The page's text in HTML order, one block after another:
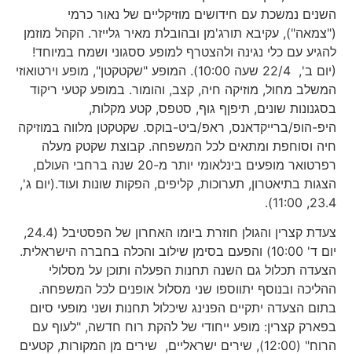
השנים נמשכת עם חידושים מוזיקליים של נאור כרמי
("צמאה"), עקיבא תורג'מן ובהובלת מאיר גלייזר. הקהל מוזמן
להגיע עם כלי נגינה ולהצטרף למופע ססגוני ושמח במיוחד!
(יום ב', 22/4 שעה 10:00). המופע "שקטקטן", מופע וירטואוזי
המשלב מחול, מוזיקה חיה, קצב, והומור. במופע קטעי ריקוד
בסגנונות שונים, תיפןף גוף, סטפס, קטע מקלות,
היפ-הופ/ברייקדאנס, ראפ/ביט-בוקס. שקטקטן מלווה במוזיקה
חיה וסוחפת ומתאים לכל המשפחה. קבוצת שקטק מעלה
רפרטואר מופעים בינלאומי יותר מ-20 שנה ברחבי העולם,
הצגות בתיאטרון, תערוכות, קליפים, הפקות שונות ועוד.(יום ג',
23.4, 11:00).
צעדת קצרין והגולן חוזרת ביומו האחרון של הפסטיבל (24.4,
יום ד' 10:00) והפעם בסימן שילוב והכלה בחברה הישראלית.
הצעדה תכלול גם השנה תחנות הפעלה ותוכן על מסלולי
ההליכה ובנוסף יתווספו שני מסלול אופנים לכל המשפחה.
בתום הצעדה יתקיים הפנינג שיכלול תחנות ושני מופעי סיום
בפארק קצרין: מופע ייחודי של להקת רוח חדשה, "לעוף עם
הרוח" (12:00), שירים ישראליים, שירים מן המקורות, קטעים